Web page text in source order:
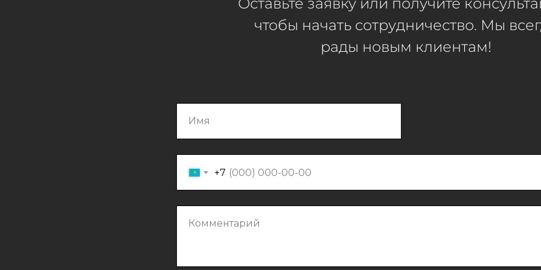
чтобы начать сотрудничество. Мы
рады новым клиентам!
Имя
+7
Комментарий